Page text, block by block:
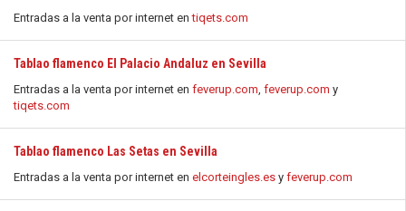
Entradas a la venta por internet entiqets.com
Tablao flamenco El Palacio Andaluz en Sevilla
Entradas a la venta por internet en feverup.com, feverup.com y
tiqets.com
Tablao flamenco Las Setas en Sevilla
Entradas a la venta por internet en elcorteingles.es y feverup.com